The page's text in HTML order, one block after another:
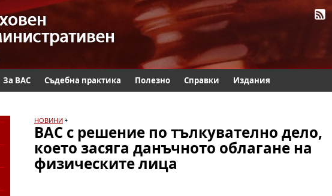
За ВАС Съдебна практика Полезно Справки Издания
НОВИНИ
ВАС с решение по тълкувателно дело,
което засяга данъчното облагане на
физическите лица